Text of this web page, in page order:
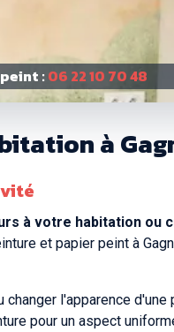
:06 22 10 70 48
à
à votre habitation ou
et papier peint à
l'apparence d'une
pour un aspect